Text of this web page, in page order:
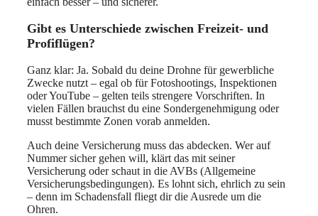
Gibt es Unterschiede zwischen Freizeit- und
Profiflügen?
Ganz klar: Ja. Sobald du deine Drohne für gewerbliche
Zwecke nutzt – egal ob für Fotoshootings, Inspektionen
oder YouTube – gelten teils strengere Vorschriften. In
vielen Fällen brauchst du eine Sondergenehmigung oder
musst bestimmte Zonen vorab anmelden.
Auch deine Versicherung muss das abdecken. Wer auf
Nummer sicher gehen will, klärt das mit seiner
Versicherung oder schaut in die AVBs (Allgemeine
Versicherungsbedingungen). Es lohnt sich, ehrlich zu sein
– denn im Schadensfall fliegt dir die Ausrede um die
Ohren.